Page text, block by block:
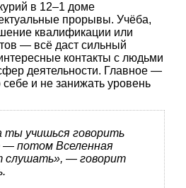
в 12–1 доме
прорывы. Учёба,
квалификации или
— всё даст сильный
контакты с людьми
деятельности. Главное —
себе и не занижать уровень
ты учишься говорить
— потом Вселенная
слушать», — говорит